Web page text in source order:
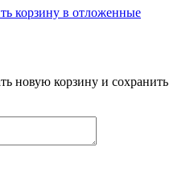
корзину в отложенные
новую корзину и сохранить